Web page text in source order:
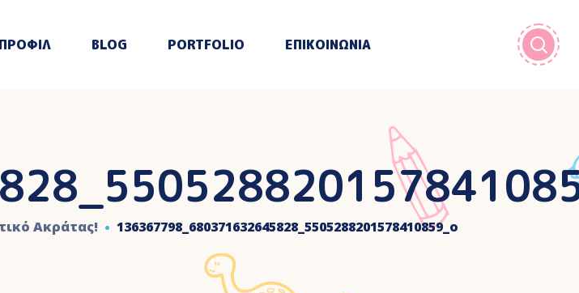
ΠΡΟΦΙΛ BLOG PORTFOLIO ΕΠΙΚΟΙΝΩΝΙΑ
Ακράτας! 136367798_680371632645828_5505288201578410859_o